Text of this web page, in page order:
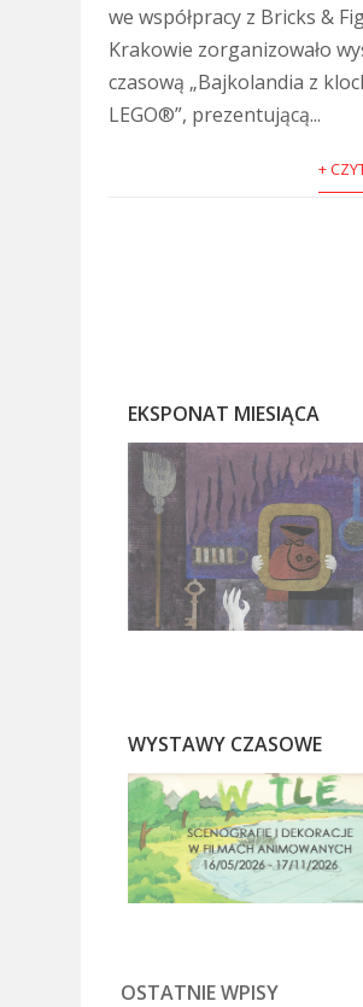
we współpracy z Bricks &
Krakowie zorganizowało
czasową „Bajkolandia z
LEGO®”, prezentującą...
+
EKSPONAT MIESIĄCA
WYSTAWY CZASOWE
OSTATNIE WPISY